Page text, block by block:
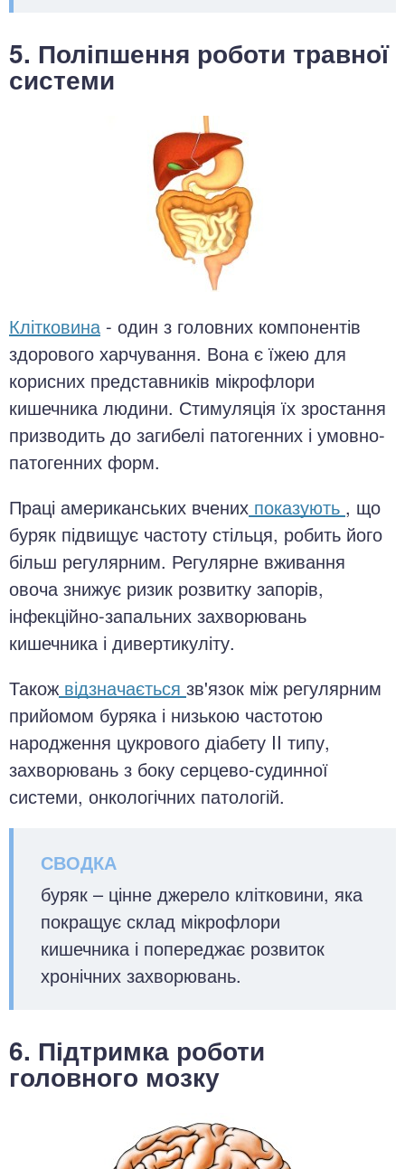
5. Поліпшення роботи травної
системи
Клітковина - один з головних компонентів
здорового харчування. Вона є їжею для
корисних представників мікрофлори
кишечника людини. Стимуляція їх зростання
призводить до загибелі патогенних і умовно-
патогенних форм.
Праці американських вчених показують , що
буряк підвищує частоту стільця, робить його
більш регулярним. Регулярне вживання
овоча знижує ризик розвитку запорів,
інфекційно-запальних захворювань
кишечника і дивертикуліту.
Також відзначається зв'язок між регулярним
прийомом буряка і низькою частотою
народження цукрового діабету II типу,
захворювань з боку серцево-судинної
системи, онкологічних патологій.
буряк – цінне джерело клітковини, яка
покращує склад мікрофлори
кишечника і попереджає розвиток
хронічних захворювань.
6. Підтримка роботи
головного мозку